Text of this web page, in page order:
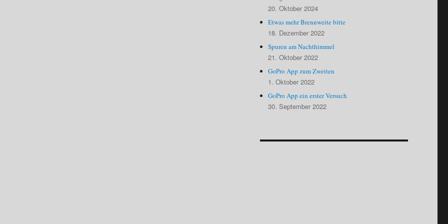
20. Oktober 2024
Etwas mehr Brennweite bitte
18. Dezember 2022
Spuren am Nachthimmel
21. Oktober 2022
GoPro App zum Zweiten
1. Oktober 2022
GoPro App ein erster Versuch
30. September 2022